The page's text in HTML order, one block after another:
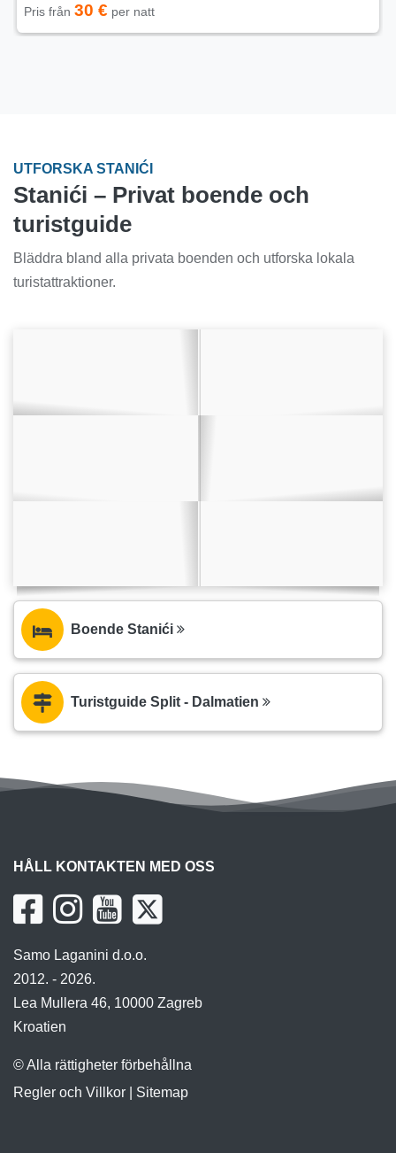
Pris från 30 € per natt
UTFORSKA STANIĆI
Stanići – Privat boende och
turistguide
Bläddra bland alla privata boenden och utforska lokala
turistattraktioner.
Boende Stanići
Turistguide Split - Dalmatien
HÅLL KONTAKTEN MED OSS
Samo Laganini d.o.o.
2012. - 2026.
Lea Mullera 46, 10000 Zagreb
Kroatien
© Alla rättigheter förbehållna
Regler och Villkor
Sitemap